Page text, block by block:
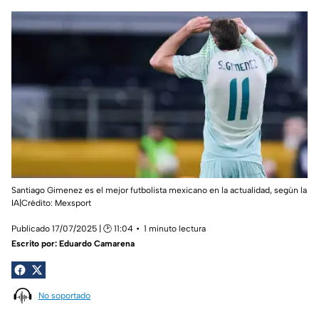
Santiago Gimenez es el mejor futbolista mexicano en la actualidad, según la
IA|Crédito: Mexsport
Publicado 17/07/2025 | 🕑 11:04
1 minuto lectura
Escrito por: Eduardo Camarena
No soportado